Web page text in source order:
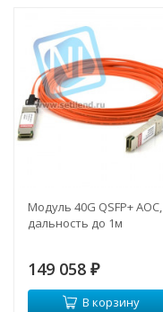
Модуль 40G QSFP+ AOC,
дальность до 1м
149 058 ₽
В корзину